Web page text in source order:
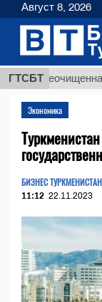
ГТСБТ
Неочищенная
Экономика
БИЗНЕС ТУРКМЕНИСТАН
11:12 22.11.2023
Август 8, 2026